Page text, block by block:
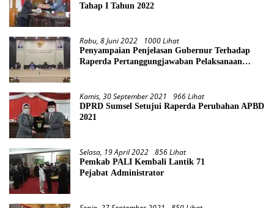
Tahap I Tahun 2022
Rabu, 8 Juni 2022 1000 Lihat
Penyampaian Penjelasan Gubernur Terhadap
Raperda Pertanggungjawaban Pelaksanaan
Kamis, 30 September 2021 966 Lihat
DPRD Sumsel Setujui Raperda Perubahan APBD
2021
Selasa, 19 April 2022 856 Lihat
Pemkab PALI Kembali Lantik 71
Pejabat Administrator